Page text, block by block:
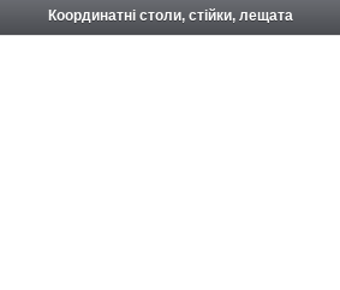
Координатні столи, стійки, лещата